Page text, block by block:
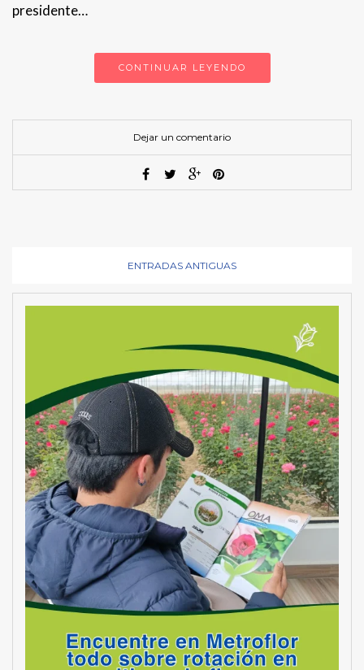
presidente…
CONTINUAR LEYENDO
Dejar un comentario
ENTRADAS ANTIGUAS